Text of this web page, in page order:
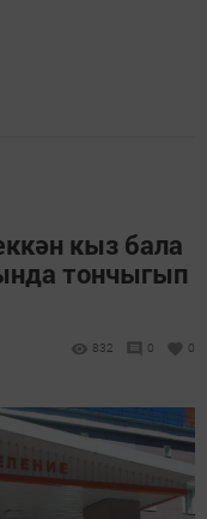
кыз бала
тончыгып
832 0 0